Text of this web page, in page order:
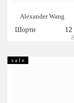
Alexander Wang
Шорти
12
s a l e